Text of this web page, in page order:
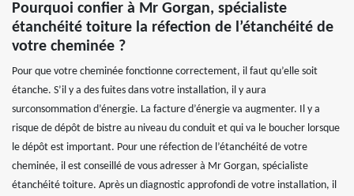
Pourquoi confier à Mr Gorgan, spécialiste
étanchéité toiture la réfection de l’étanchéité de
votre cheminée ?
Pour que votre cheminée fonctionne correctement, il faut qu’elle soit
étanche. S’il y a des fuites dans votre installation, il y aura
surconsommation d’énergie. La facture d’énergie va augmenter. Il y a
risque de dépôt de bistre au niveau du conduit et qui va le boucher lorsque
le dépôt est important. Pour une réfection de l’étanchéité de votre
cheminée, il est conseillé de vous adresser à Mr Gorgan, spécialiste
étanchéité toiture. Après un diagnostic approfondi de votre installation, il